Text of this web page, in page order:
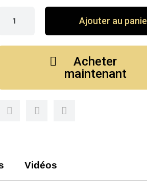
Ajouter au
Acheter
maintenant
Vidéos